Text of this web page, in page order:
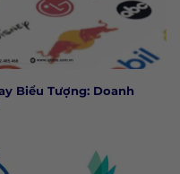
Biểu Tượng: Doanh